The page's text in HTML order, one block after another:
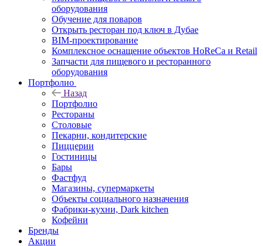
оборудования
Обучение для поваров
Открыть ресторан под ключ в Дубае
BIM-проектирование
Комплексное оснащение объектов HoReCa и Retail
Запчасти для пищевого и ресторанного
оборудования
Портфолио
Назад
Портфолио
Рестораны
Столовые
Пекарни, кондитерские
Пиццерии
Гостиницы
Бары
Фастфуд
Магазины, супермаркеты
Объекты социального назначения
Фабрики-кухни, Dark kitchen
Кофейни
Бренды
Акции